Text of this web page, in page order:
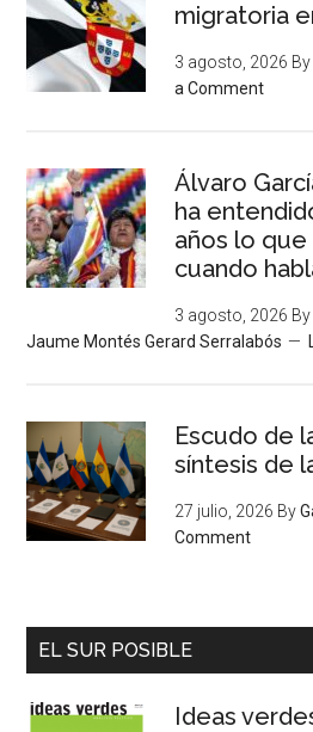
migratoria
3 agosto, 2026 By
a Comment
Álvaro
ha
años lo
cuando
3 agosto, 2026
Jaume Montés Gerard Serralabós
Escudo de
síntesis de
27 julio, 2026 By
Comment
EL SUR POSIBLE
Ideas